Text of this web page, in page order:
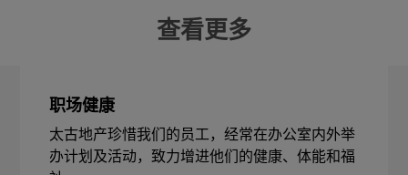
查看更多
职场健康
太古地产珍惜我们的员工，经常在办公室内外举
办计划及活动，致力增进他们的健康、体能和福